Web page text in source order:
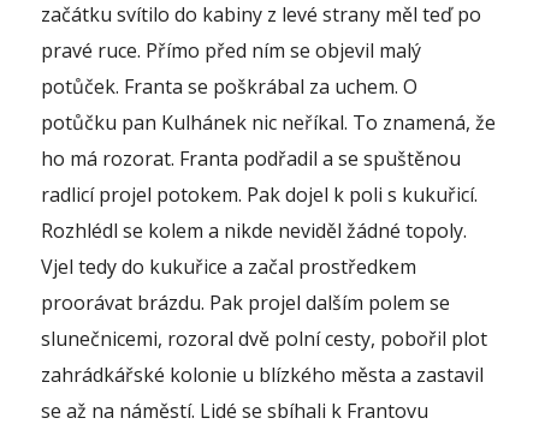
začátku svítilo do kabiny z levé strany měl teď po
pravé ruce. Přímo před ním se objevil malý
potůček. Franta se poškrábal za uchem. O
potůčku pan Kulhánek nic neříkal. To znamená, že
ho má rozorat. Franta podřadil a se spuštěnou
radlicí projel potokem. Pak dojel k poli s kukuřicí.
Rozhlédl se kolem a nikde neviděl žádné topoly.
Vjel tedy do kukuřice a začal prostředkem
proorávat brázdu. Pak projel dalším polem se
slunečnicemi, rozoral dvě polní cesty, pobořil plot
zahrádkářské kolonie u blízkého města a zastavil
se až na náměstí. Lidé se sbíhali k Frantovu